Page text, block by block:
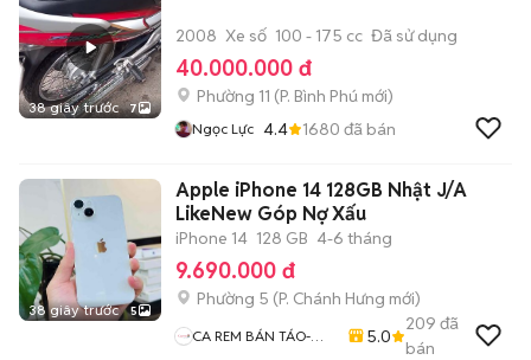
38 giây trước 7
2008 Xe số 100 - 175 cc Đã sử dụng
40.000.000 đ
Phường 11 (P. Bình Phú mới)
Ngọc Lực 4.4 1680 đã bán
38 giây trước 5
Apple iPhone 14 128GB Nhật J/A
LikeNew Góp Nợ Xấu
iPhone 14 128 GB 4-6 tháng
9.690.000 đ
Phường 5 (P. Chánh Hưng mới)
CA REM BÁN TÁO-
5.0
209 đã
bán